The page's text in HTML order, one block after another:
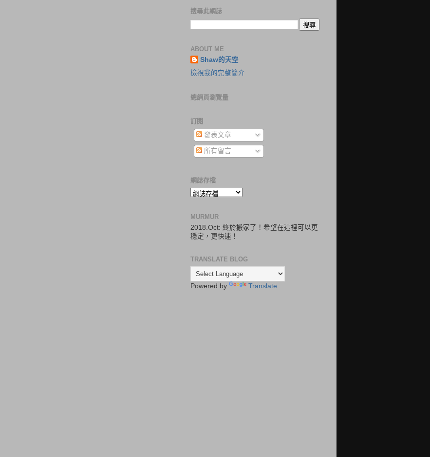
搜尋此網誌
ABOUT ME
Shaw的天空
檢視我的完整簡介
總網頁瀏覽量
訂閱
發表文章
所有留言
網誌存檔
MURMUR
2018.Oct: 終於搬家了！希望在這裡可以更
穩定，更快速！
TRANSLATE BLOG
Powered by Translate